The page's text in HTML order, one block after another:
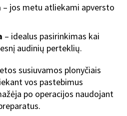
– jos metu atliekami apversto
– idealus pasirinkimas kai
audinių perteklių.
susiuvamos plonyčiais
vos pastebimus
po operacijos naudojant